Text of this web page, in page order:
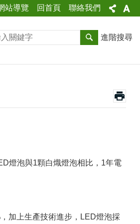
站導覽 回首頁 聯絡我們
進階搜尋
燈泡與1顆白熾燈泡相比，1年電
加上生產技術進步，LED燈泡採